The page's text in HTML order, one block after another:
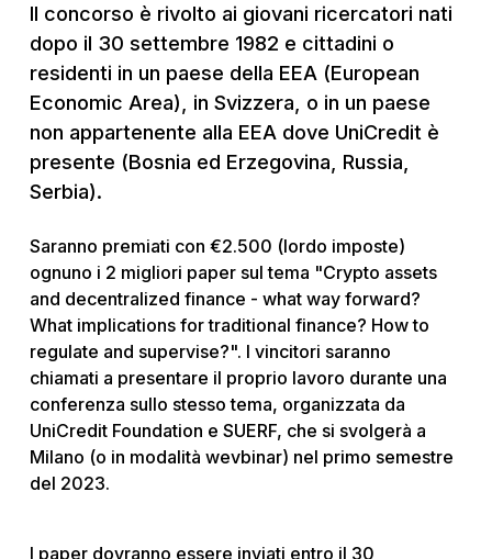
Il concorso è rivolto ai giovani ricercatori nati
dopo il 30 settembre 1982 e cittadini o
residenti in un paese della EEA (European
Economic Area), in Svizzera, o in un paese
non appartenente alla EEA dove UniCredit è
presente (Bosnia ed Erzegovina, Russia,
Serbia).
Saranno premiati con €2.500 (lordo imposte)
ognuno i 2 migliori paper sul tema "Crypto assets
and decentralized finance - what way forward?
What implications for traditional finance? How to
regulate and supervise?". I vincitori saranno
chiamati a presentare il proprio lavoro durante una
conferenza sullo stesso tema, organizzata da
UniCredit Foundation e SUERF, che si svolgerà a
Milano (o in modalità wevbinar) nel primo semestre
del 2023.
I paper dovranno essere inviati entro il 30